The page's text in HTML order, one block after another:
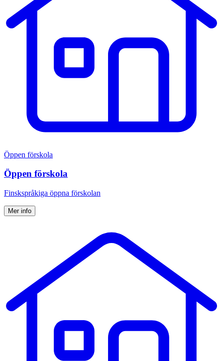
Öppen förskola
Öppen förskola
Finskspråkiga öppna förskolan
Mer info